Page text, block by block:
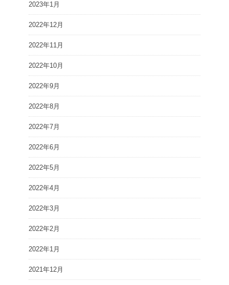
2023年1月
2022年12月
2022年11月
2022年10月
2022年9月
2022年8月
2022年7月
2022年6月
2022年5月
2022年4月
2022年3月
2022年2月
2022年1月
2021年12月